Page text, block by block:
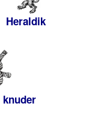
Heraldik
knuder